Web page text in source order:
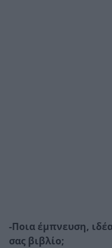
-Ποια έμπνευση,
σας βιβλίο;